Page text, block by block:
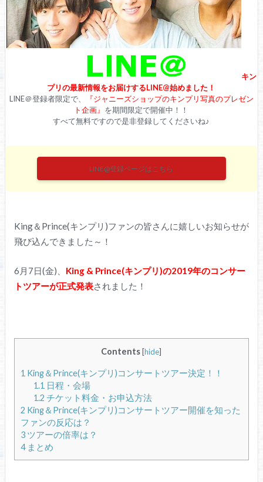
キン
プリの最新情報をお届けするLINE@始めました！
LINE＠登録者限定で、
『ジャニーズショップのキンプリ写真のプレゼン
ト企画』 を期間限定で開催中！！
すべて無料ですので是非登録してくださいね♪
LINE@登録ページはこちら
King＆Prince(キンプリ)ファンの皆さんに嬉しいお知らせが
飛び込んできました～！
6月7日(金)、 King & Prince(キンプリ)の2019年のコンサー
トツアーが正式発表されました！
Contents [hide]
1 King＆Prince(キンプリ)コンサートツアー決定！！
1.1 日程・会場
1.2 チケット料金・お申込方法
2 King＆Prince(キンプリ)コンサートツアー開催を知った
ファンの反応は？
3ツアーの倍率は？
4まとめ